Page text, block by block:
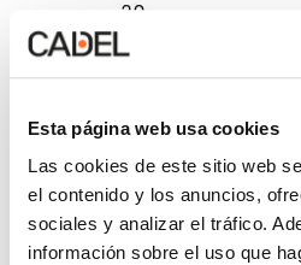
Esta página web usa cookies
Las cookies de este sitio web
el contenido y los anuncios,
sociales y analizar el tráfico.
información sobre el uso que